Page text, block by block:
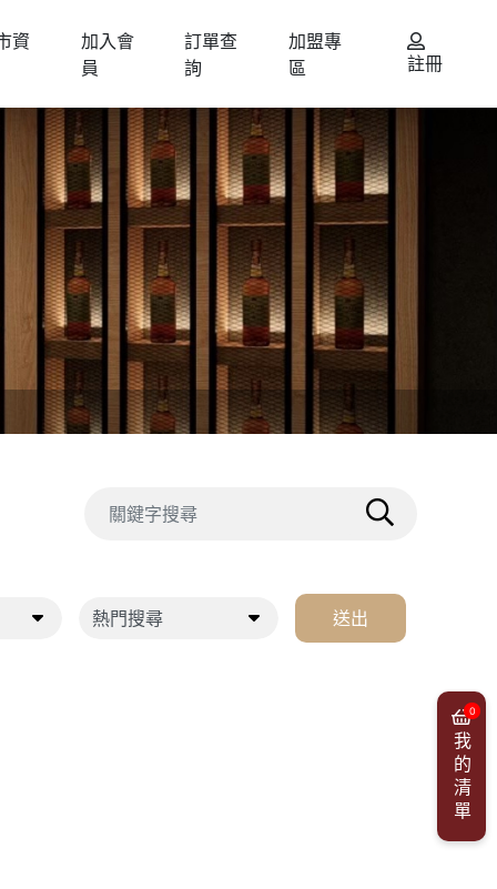
資
加入會
員
訂單查
詢
加盟專
區
註冊
我的清單
0
送出